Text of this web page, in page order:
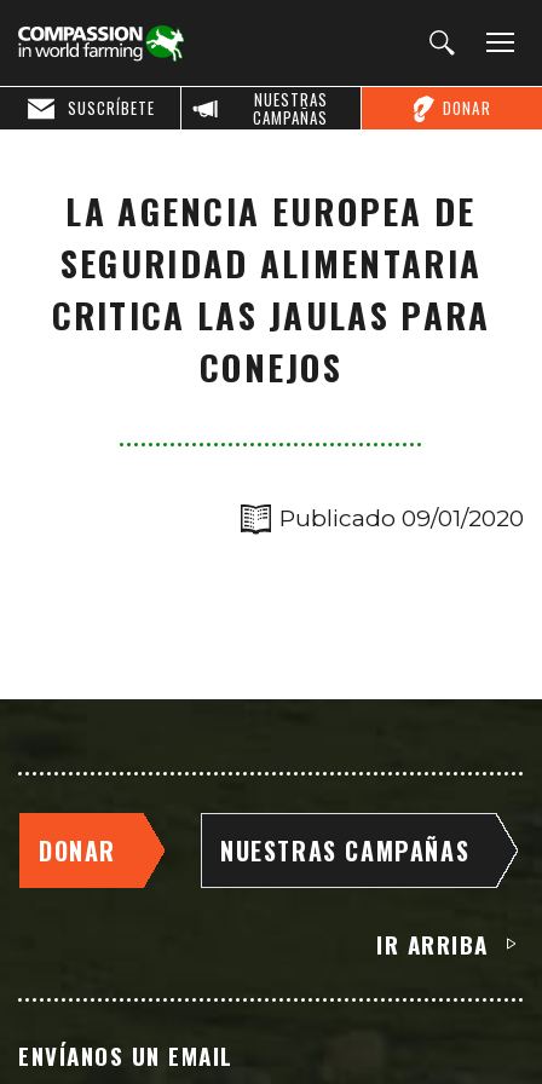
DONAR
NUESTRAS
CAMPAÑAS
SUSCRÍBETE
LA AGENCIA EUROPEA DE
SEGURIDAD ALIMENTARIA
CRITICA LAS JAULAS PARA
CONEJOS
Publicado 09/01/2020
DONAR NUESTRAS CAMPAÑAS
IR ARRIBA
ENVÍANOS UN EMAIL